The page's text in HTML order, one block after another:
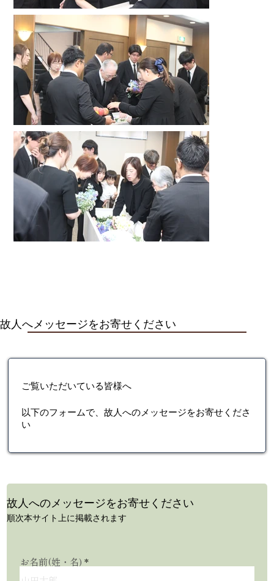
ご覧いただいている皆様へ
以下のフォームで、故人へのメッセージをお寄せくださ
い
故人へメッセージをお寄せください
​故人へのメッセージをお寄せください
順次本サイト上に掲載されます
お名前(姓・名)